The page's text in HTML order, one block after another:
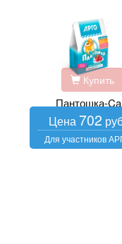
Купить
Пантошка-Ca
702